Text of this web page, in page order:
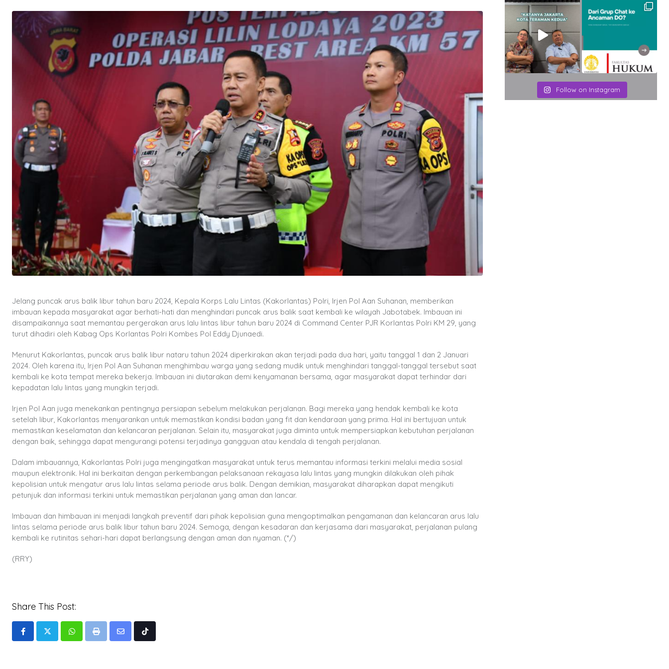
Jelang puncak arus balik libur tahun baru 2024, Kepala Korps Lalu Lintas (Kakorlantas) Polri, Irjen Pol Aan Suhanan, memberikan
imbauan kepada masyarakat agar berhati-hati dan menghindari puncak arus balik saat kembali ke wilayah Jabotabek. Imbauan ini
disampaikannya saat memantau pergerakan arus lalu lintas libur tahun baru 2024 di Command Center PJR Korlantas Polri KM 29, yang
turut dihadiri oleh Kabag Ops Korlantas Polri Kombes Pol Eddy Djunaedi.
Menurut Kakorlantas, puncak arus balik libur nataru tahun 2024 diperkirakan akan terjadi pada dua hari, yaitu tanggal 1 dan 2 Januari
2024. Oleh karena itu, Irjen Pol Aan Suhanan menghimbau warga yang sedang mudik untuk menghindari tanggal-tanggal tersebut saat
kembali ke kota tempat mereka bekerja. Imbauan ini diutarakan demi kenyamanan bersama, agar masyarakat dapat terhindar dari
kepadatan lalu lintas yang mungkin terjadi.
Irjen Pol Aan juga menekankan pentingnya persiapan sebelum melakukan perjalanan. Bagi mereka yang hendak kembali ke kota
setelah libur, Kakorlantas menyarankan untuk memastikan kondisi badan yang fit dan kendaraan yang prima. Hal ini bertujuan untuk
memastikan keselamatan dan kelancaran perjalanan. Selain itu, masyarakat juga diminta untuk mempersiapkan kebutuhan perjalanan
dengan baik, sehingga dapat mengurangi potensi terjadinya gangguan atau kendala di tengah perjalanan.
Dalam imbauannya, Kakorlantas Polri juga mengingatkan masyarakat untuk terus memantau informasi terkini melalui media sosial
maupun elektronik. Hal ini berkaitan dengan perkembangan pelaksanaan rekayasa lalu lintas yang mungkin dilakukan oleh pihak
kepolisian untuk mengatur arus lalu lintas selama periode arus balik. Dengan demikian, masyarakat diharapkan dapat mengikuti
petunjuk dan informasi terkini untuk memastikan perjalanan yang aman dan lancar.
Imbauan dan himbauan ini menjadi langkah preventif dari pihak kepolisian guna mengoptimalkan pengamanan dan kelancaran arus lalu
lintas selama periode arus balik libur tahun baru 2024. Semoga, dengan kesadaran dan kerjasama dari masyarakat, perjalanan pulang
kembali ke rutinitas sehari-hari dapat berlangsung dengan aman dan nyaman. (*/)
(RRY)
Share This Post:
WhatsappPrint
Share
Tiktok
Follow on Instagram